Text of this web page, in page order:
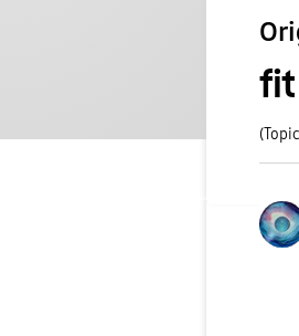
fit